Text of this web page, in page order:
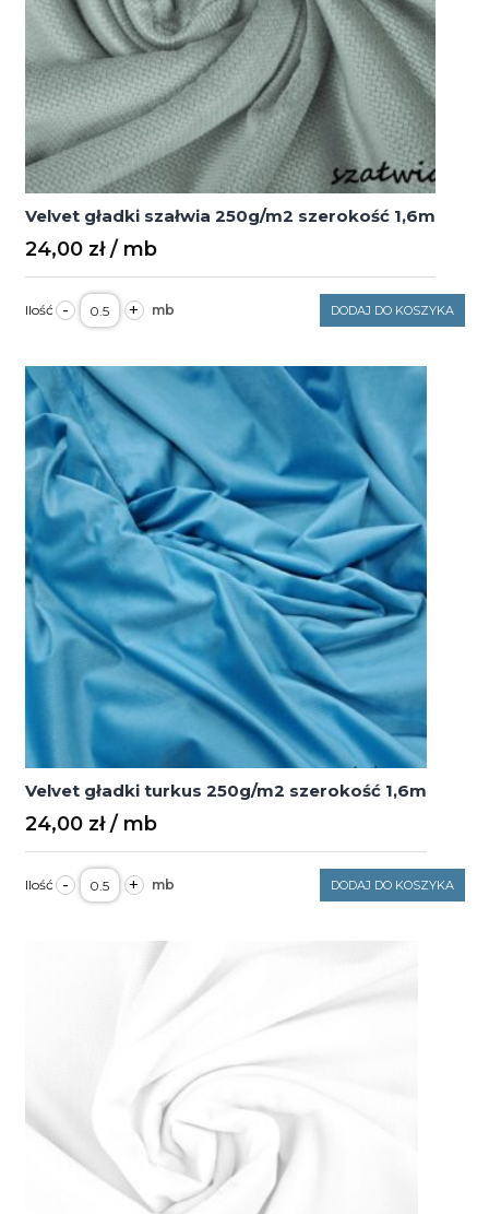
Velvet gładki szałwia 250g/m2 szerokość 1,6m
24,00 zł
- ilość
Velvet
gładki
250g/m2
szerokość
1,6m
+ DODAJ DO KOSZYKA
Velvet gładki turkus 250g/m2 szerokość 1,6m
24,00 zł
- ilość
Velvet
gładki
szerokość
+ DODAJ DO KOSZYKA